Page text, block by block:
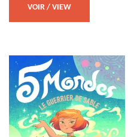
VOIR / VIEW